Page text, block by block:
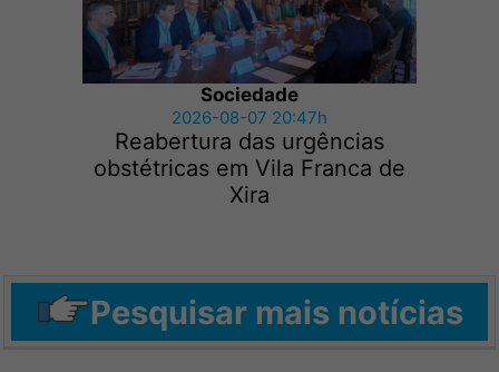
Sociedade
2026-08-07 20:47h
Reabertura das urgências
obstétricas em Vila Franca de
Xira
Pesquisar mais notícias